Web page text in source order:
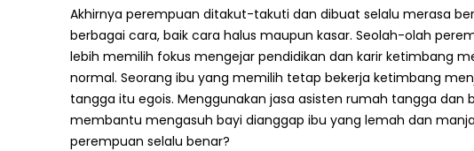
Akhirnya perempuan ditakut-takuti dan dibuat selalu merasa
berbagai cara, baik cara halus maupun kasar. Seolah-olah
lebih memilih fokus mengejar pendidikan dan karir ketimbang
normal. Seorang ibu yang memilih tetap bekerja ketimbang
tangga itu egois. Menggunakan jasa asisten rumah tangga dan
membantu mengasuh bayi dianggap ibu yang lemah dan
perempuan selalu benar?